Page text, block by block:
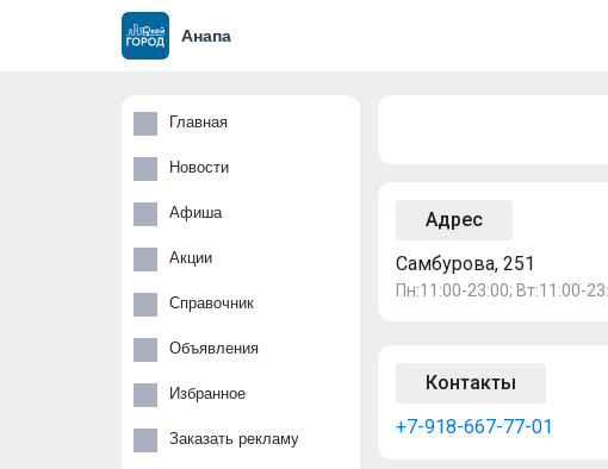
Анапа
Главная
Новости
Афиша
Акции
Справочник
Объявления
Избранное
Заказать рекламу
Адрес
Самбурова, 251
Пн:11:00-23:00; Вт:11:00-
Контакты
+7-918-667-77-01